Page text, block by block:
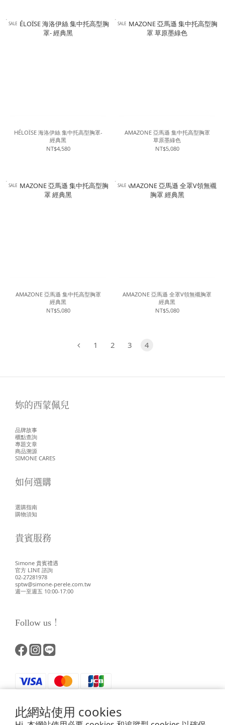
此網站使用 cookies
SALE
HÉLOÏSE 海洛伊絲 集中托高型胸罩-
經典黑
NT$4,580
SALE
AMAZONE 亞馬遜 集中托高型胸罩
草原墨綠色
NT$5,080
SALE
AMAZONE 亞馬遜 集中托高型胸罩
經典黑
NT$5,080
SALE
AMAZONE 亞馬遜 全罩V領無襯胸罩
經典黑
NT$5,080
1 2 3 4
妳的西蒙佩兒
品牌故事
櫃點查詢
專題文章
商品溯源
SIMONE CARES
如何選購
選購指南
購物須知
貴賓服務
Simone 貴賓禮遇
官方 LINE 諮詢
02-27281978
sptw@simone-perele.com.tw
週一至週五 10:00-17:00
Follow us！